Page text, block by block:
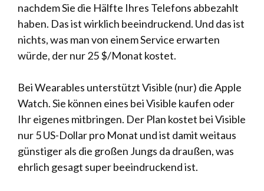
nachdem Sie die Hälfte Ihres Telefons abbezahlt
haben. Das ist wirklich beeindruckend. Und das ist
nichts, was man von einem Service erwarten
würde, der nur 25 $/Monat kostet.
Bei Wearables unterstützt Visible (nur) die Apple
Watch. Sie können eines bei Visible kaufen oder
Ihr eigenes mitbringen. Der Plan kostet bei Visible
nur 5 US-Dollar pro Monat und ist damit weitaus
günstiger als die großen Jungs da draußen, was
ehrlich gesagt super beeindruckend ist.